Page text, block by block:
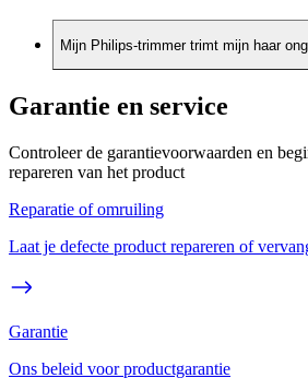
Mijn Philips-trimmer trimt mijn haar
Garantie en service
Controleer de garantievoorwaarden en
repareren van het product
Reparatie of omruiling
Laat je defecte product repareren of
Garantie
Ons beleid voor productgarantie